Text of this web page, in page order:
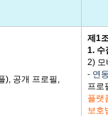
), 공개 프로필,
제1
1. 수
2) 모
- 연
프로
플랫
보호